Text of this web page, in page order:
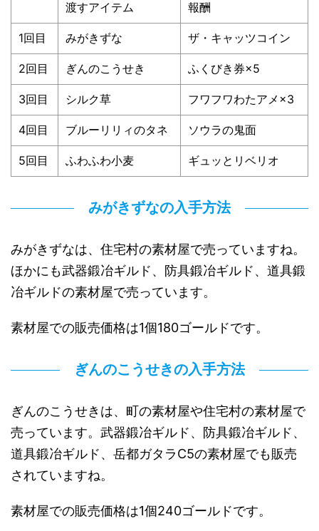
渡すアイテム 報酬
1回目 みがきずな ザ・キャッツコイン
2回目 ぎんのこうせき ふくびき券×5
3回目 シルク草 フワフワわたアメ×3
4回目 ブルーリリィのタネ ソウラの鬼面
5回目 ふわふわ小麦 ギュッとリベリオ
みがきずなの入手方法
みがきずなは、住宅村の素材屋で売っていますね。
ほかにも武器鍛冶ギルド、防具鍛冶ギルド、道具鍛
冶ギルドの素材屋で売っています。
素材屋での販売価格は1個180ゴールドです。
ぎんのこうせきの入手方法
ぎんのこうせきは、町の素材屋や住宅村の素材屋で
売っています。武器鍛冶ギルド、防具鍛冶ギルド、
道具鍛冶ギルド、岳都ガタラC5の素材屋でも販売
されていますね。
素材屋での販売価格は1個240ゴールドです。